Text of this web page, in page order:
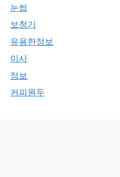
눈썹
보청기
유용한정보
이사
정보
커피원두